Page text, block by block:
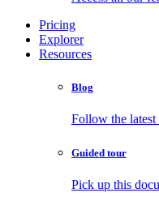
Pricing
Explorer
Resources
Blog
Follow the
Guided tour
Pick up this